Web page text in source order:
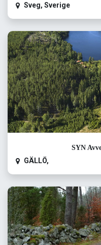
Sveg, Sverige
SYN
GÄLLÖ,